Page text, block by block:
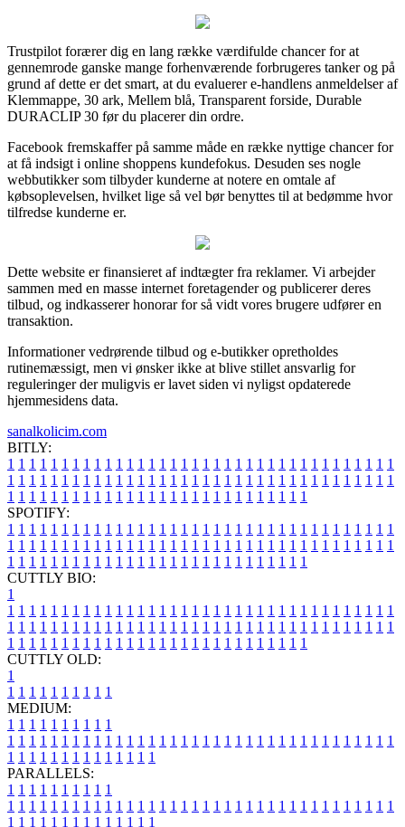
Trustpilot forærer dig en lang række værdifulde chancer for at
gennemrode ganske mange forhenværende forbrugeres tanker og på
grund af dette er det smart, at du evaluerer e-handlens anmeldelser af
Klemmappe, 30 ark, Mellem blå, Transparent forside, Durable
DURACLIP 30 før du placerer din ordre.
Facebook fremskaffer på samme måde en række nyttige chancer for
at få indsigt i online shoppens kundefokus. Desuden ses nogle
webbutikker som tilbyder kunderne at notere en omtale af
købsoplevelsen, hvilket lige så vel bør benyttes til at bedømme hvor
tilfredse kunderne er.
Dette website er finansieret af indtægter fra reklamer. Vi arbejder
sammen med en masse internet foretagender og publicerer deres
tilbud, og indkasserer honorar for så vidt vores brugere udfører en
transaktion.
Informationer vedrørende tilbud og e-butikker opretholdes
rutinemæssigt, men vi ønsker ikke at blive stillet ansvarlig for
reguleringer der muligvis er lavet siden vi nyligst opdaterede
hjemmesidens data.
sanalkolicim.com
BITLY:
1 1 1 1 1 1 1 1 1 1 1 1 1 1 1 1 1 1 1 1 1 1 1 1 1 1 1 1 1 1 1 1 1 1 1 1
1 1 1 1 1 1 1 1 1 1 1 1 1 1 1 1 1 1 1 1 1 1 1 1 1 1 1 1 1 1 1 1 1 1 1 1
1 1 1 1 1 1 1 1 1 1 1 1 1 1 1 1 1 1 1 1 1 1 1 1 1 1 1 1
SPOTIFY:
1 1 1 1 1 1 1 1 1 1 1 1 1 1 1 1 1 1 1 1 1 1 1 1 1 1 1 1 1 1 1 1 1 1 1 1
1 1 1 1 1 1 1 1 1 1 1 1 1 1 1 1 1 1 1 1 1 1 1 1 1 1 1 1 1 1 1 1 1 1 1 1
1 1 1 1 1 1 1 1 1 1 1 1 1 1 1 1 1 1 1 1 1 1 1 1 1 1 1 1
CUTTLY BIO:
1
1 1 1 1 1 1 1 1 1 1 1 1 1 1 1 1 1 1 1 1 1 1 1 1 1 1 1 1 1 1 1 1 1 1 1 1
1 1 1 1 1 1 1 1 1 1 1 1 1 1 1 1 1 1 1 1 1 1 1 1 1 1 1 1 1 1 1 1 1 1 1 1
1 1 1 1 1 1 1 1 1 1 1 1 1 1 1 1 1 1 1 1 1 1 1 1 1 1 1 1
CUTTLY OLD:
1
1 1 1 1 1 1 1 1 1 1
MEDIUM:
1 1 1 1 1 1 1 1 1 1
1 1 1 1 1 1 1 1 1 1 1 1 1 1 1 1 1 1 1 1 1 1 1 1 1 1 1 1 1 1 1 1 1 1 1 1
1 1 1 1 1 1 1 1 1 1 1 1 1 1
PARALLELS:
1 1 1 1 1 1 1 1 1 1
1 1 1 1 1 1 1 1 1 1 1 1 1 1 1 1 1 1 1 1 1 1 1 1 1 1 1 1 1 1 1 1 1 1 1 1
1 1 1 1 1 1 1 1 1 1 1 1 1 1